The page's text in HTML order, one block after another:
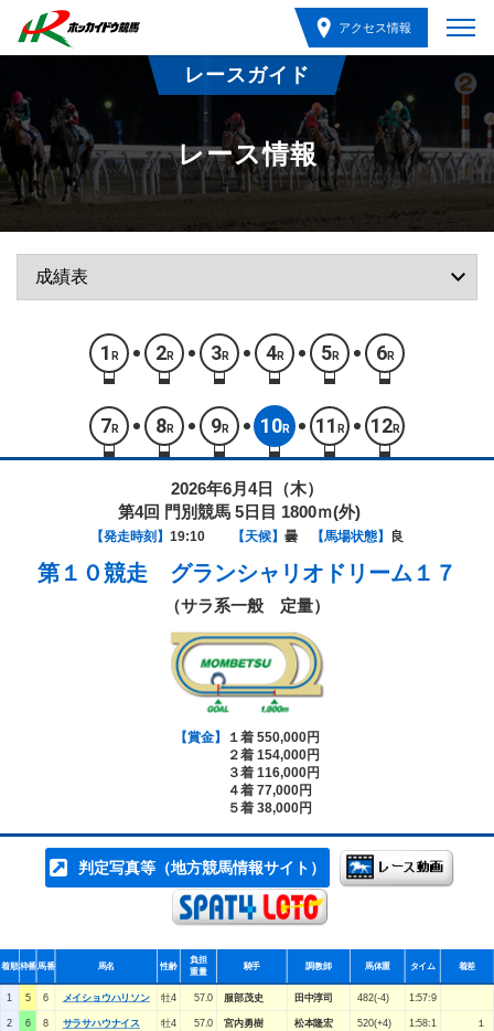
アクセス情報
レースガイド
レース情報
1 R 2R 3R 4R 5R 6R
7 R 8R 9R 10R 11 R 12R
2026年6月4日（木）
第4回 門別競馬 5日目 1800ｍ(外)
【発走時刻】 19:10 【天候】 曇 【馬場状態】 良
第１０競走 グランシャリオドリーム１７
（サラ系一般 定量）
【賞金】
１着 550,000円
２着 154,000円
３着 116,000円
４着 77,000円
５着 38,000円
判定写真等（地方競馬情報サイト）
着順 枠番馬番 馬名 性齢
負担
重量
騎手 調教師 馬体重 タイム 着差
1 5 6 メイショウハリソン 牡4 57.0 服部茂史 田中淳司 482(-4) 1:57:9
2 6 8 サラサハウナイス 牡4 57.0 宮内勇樹 松本隆宏 520(+4) 1:58:1 １